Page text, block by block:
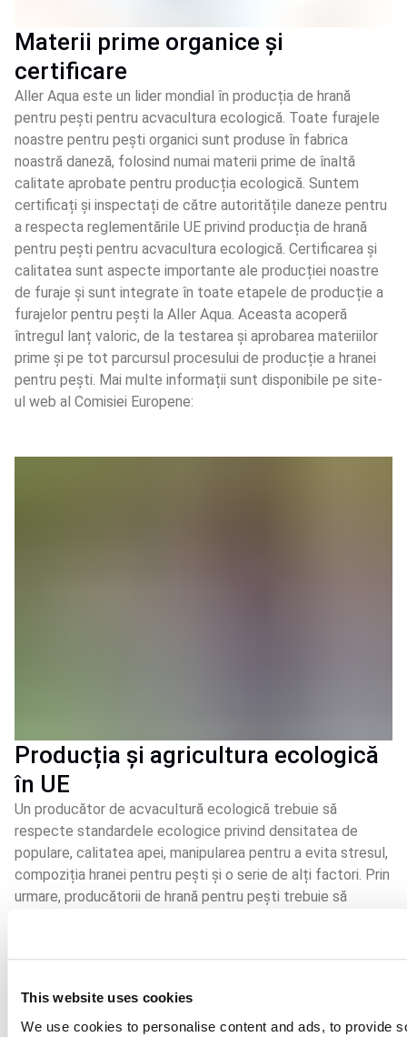
This website uses cookies
We use cookies to personalise content and ads, to provide
Materii prime organice și
certificare
Aller Aqua este un lider mondial în producția de hrană
pentru pești pentru acvacultura ecologică. Toate furajele
noastre pentru pești organici sunt produse în fabrica
noastră daneză, folosind numai materii prime de înaltă
calitate aprobate pentru producția ecologică. Suntem
certificați și inspectați de către autoritățile daneze pentru
a respecta reglementările UE privind producția de hrană
pentru pești pentru acvacultura ecologică. Certificarea și
calitatea sunt aspecte importante ale producției noastre
de furaje și sunt integrate în toate etapele de producție a
furajelor pentru pești la Aller Aqua. Aceasta acoperă
întregul lanț valoric, de la testarea și aprobarea materiilor
prime și pe tot parcursul procesului de producție a hranei
pentru pești. Mai multe informații sunt disponibile pe site-
ul web al Comisiei Europene:
Producția și agricultura ecologică
în UE
Un producător de acvacultură ecologică trebuie să
respecte standardele ecologice privind densitatea de
populare, calitatea apei, manipularea pentru a evita stresul,
compoziția hranei pentru pești și o serie de alți factori. Prin
urmare, producătorii de hrană pentru pești trebuie să
ecologică. Selectăm cele mai bune materii prime de la
rețetele noastre pentru a obține cele mai bune rezultate
pentru clienții noștri. Regulamentul UE privind produsele